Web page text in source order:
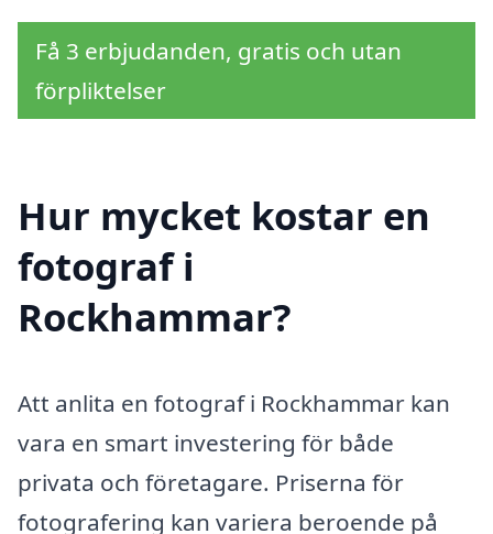
Få 3 erbjudanden, gratis och utan
förpliktelser
Hur mycket kostar en
fotograf i
Rockhammar?
Att anlita en fotograf i Rockhammar kan
vara en smart investering för både
privata och företagare. Priserna för
fotografering kan variera beroende på